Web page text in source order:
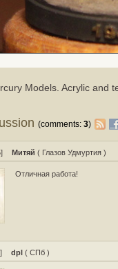
Models. Acrylic and
(comments:3)
Митяй ( Глазов Удмуртия )
Отличная работа!
dpl ( СПб )